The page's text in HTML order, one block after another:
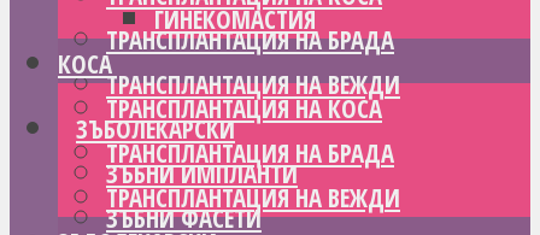
ТРАНСПЛАНТАЦИЯ НА БРАДА
ТРАНСПЛАНТАЦИЯ НА ВЕЖДИ
ЗЪБОЛЕКАРСКИ
ЗЪБНИ ИМПЛАНТИ
ЗЪБНИ ФАСЕТИ
ГИНЕКОМАСТИЯ
КОСА
ТРАНСПЛАНТАЦИЯ НА КОСА
ТРАНСПЛАНТАЦИЯ НА БРАДА
ТРАНСПЛАНТАЦИЯ НА ВЕЖДИ